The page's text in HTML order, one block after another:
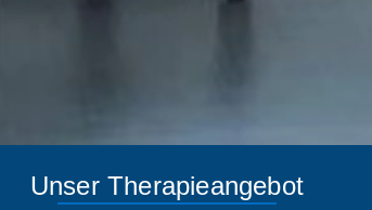
Unser Therapieangebot